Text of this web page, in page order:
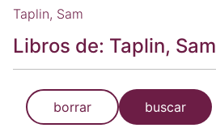
Taplin, Sam
Libros de: Taplin, Sam
borrar buscar